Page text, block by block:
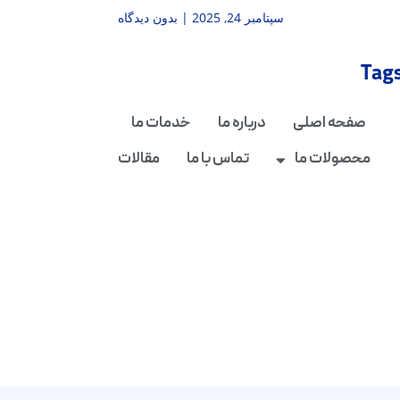
سپتامبر 24, 2025 بدون دیدگاه
صفحه اصلی درباره ما
خدمات ما
محصولات ما
تماس با ما مقالات